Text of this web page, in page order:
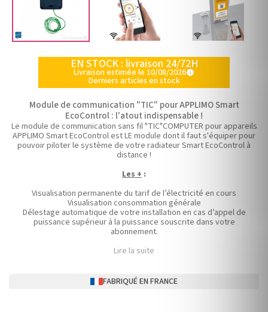
EN STOCK : livraison 24/72H
Livraison estimée le 10/08/2026info
Derniers articles en stock
Module de communication "TIC" pour APPLIMO Smart
EcoControl : l'atout indispensable !
Le module de communication sans fil "TIC"COMPUTER pour appareils
APPLIMO Smart EcoControl est LE module dont il faut s'équiper pour
pouvoir piloter le système de votre radiateur Smart EcoControl à
distance !
Les + :
Visualisation permanente du tarif de l’électricité en cours
Visualisation consommation générale
Délestage automatique de votre installation en cas d’appel de
puissance supérieur à la puissance souscrite dans votre
abonnement.
Lire la suite
FABRIQUÉ EN FRANCE